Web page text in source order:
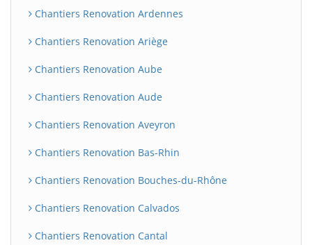
Chantiers Renovation Ardennes
Chantiers Renovation Ariège
Chantiers Renovation Aube
Chantiers Renovation Aude
Chantiers Renovation Aveyron
Chantiers Renovation Bas-Rhin
Chantiers Renovation Bouches-du-Rhône
Chantiers Renovation Calvados
Chantiers Renovation Cantal